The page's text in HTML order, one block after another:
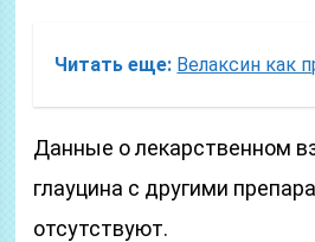
Читать еще: Велаксин как
Данные о лекарственном
глауцина с другими
отсутствуют.